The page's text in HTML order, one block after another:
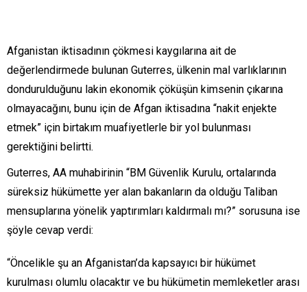
Afganistan iktisadının çökmesi kaygılarına ait de
değerlendirmede bulunan Guterres, ülkenin mal varlıklarının
dondurulduğunu lakin ekonomik çöküşün kimsenin çıkarına
olmayacağını, bunu için de Afgan iktisadına “nakit enjekte
etmek” için birtakım muafiyetlerle bir yol bulunması
gerektiğini belirtti.
Guterres, AA muhabirinin “BM Güvenlik Kurulu, ortalarında
süreksiz hükümette yer alan bakanların da olduğu Taliban
mensuplarına yönelik yaptırımları kaldırmalı mı?” sorusuna ise
şöyle cevap verdi:
“Öncelikle şu an Afganistan’da kapsayıcı bir hükümet
kurulması olumlu olacaktır ve bu hükümetin memleketler arası